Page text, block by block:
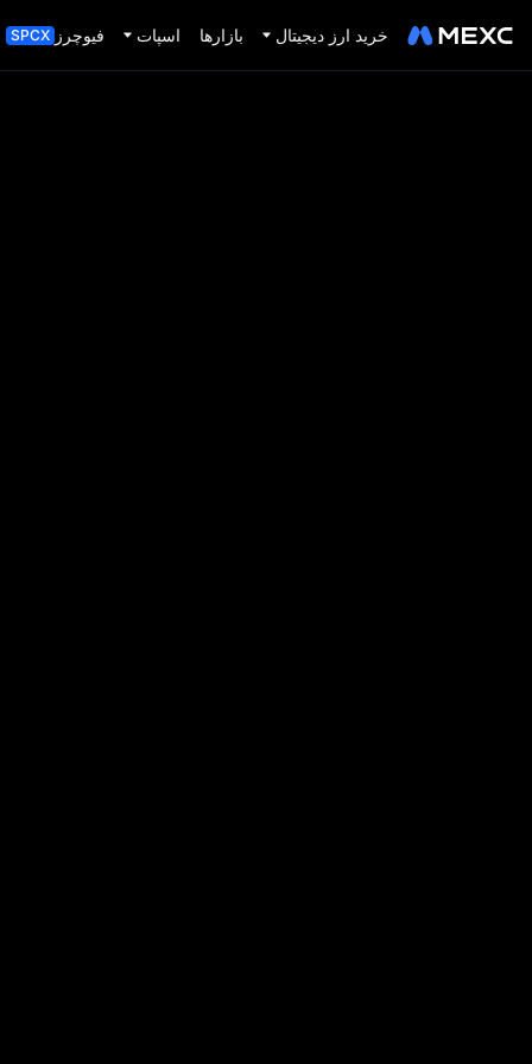
خرید ارز دیجیتال بازارها اسپات فیوچرز SPCX